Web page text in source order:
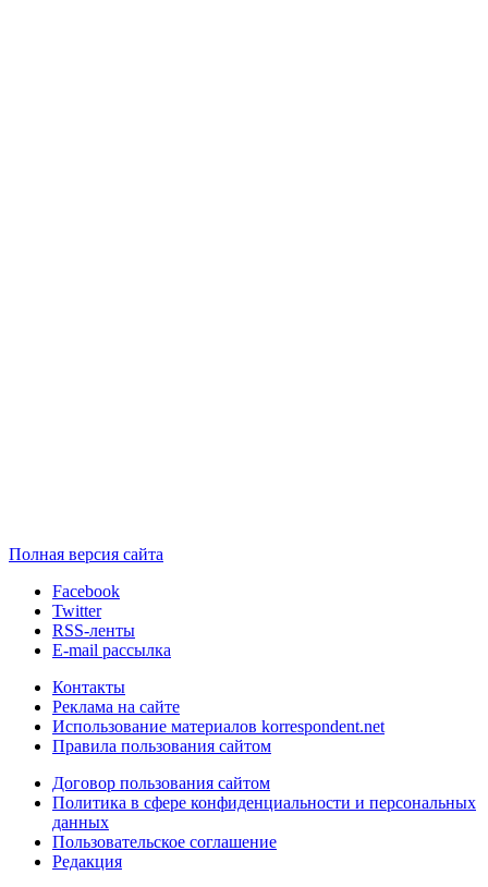
Полная версия сайта
Facebook
Twitter
RSS-ленты
E-mail рассылка
Контакты
Реклама на сайте
Использование материалов korrespondent.net
Правила пользования сайтом
Договор пользования сайтом
Политика в сфере конфиденциальности и персональных
данных
Пользовательское соглашение
Редакция